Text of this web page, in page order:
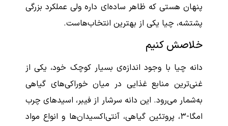
پنهان هستی که ظاهر ساده‌ای داره ولی عملکرد بزرگی
پشتشه، چیا یکی از بهترین انتخاب‌هاست.
خلاصش کنیم
دانه چیا با وجود اندازه‌ی بسیار کوچک خود، یکی از
غنی‌ترین منابع غذایی در میان خوراکی‌های گیاهی
به‌شمار می‌رود. این دانه سرشار از فیبر، اسیدهای چرب
امگا-۳، پروتئین گیاهی، آنتی‌اکسیدان‌ها و انواع مواد